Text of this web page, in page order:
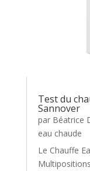
Test du
Sannover
par Béatrice
eau chaude
Le Chauffe